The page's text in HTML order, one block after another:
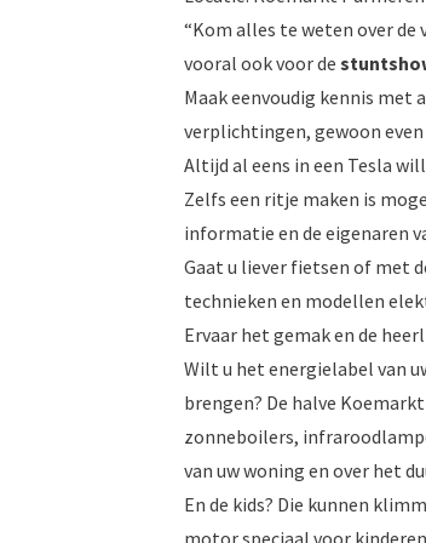
“Kom alles te weten over de
vooral ook voor de
Maak eenvoudig kennis met
verplichtingen, gewoon
Altijd al eens in een Tesla
Zelfs een ritje maken is
informatie en de eigenaren
Gaat u liever fietsen of met
technieken en modellen
Ervaar het gemak en de
Wilt u het energielabel van
brengen? De halve
zonneboilers,
van uw woning en over het
En de kids? Die kunnen
motor speciaal voor